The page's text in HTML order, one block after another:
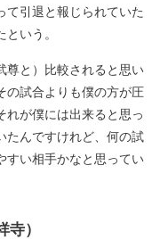
て引退と報じられていた
いう。
尊と）比較されると思い
の試合よりも僕の方が圧
が僕には出来ると思っ
たんですけれど、何の試
すい相手かなと思ってい
）